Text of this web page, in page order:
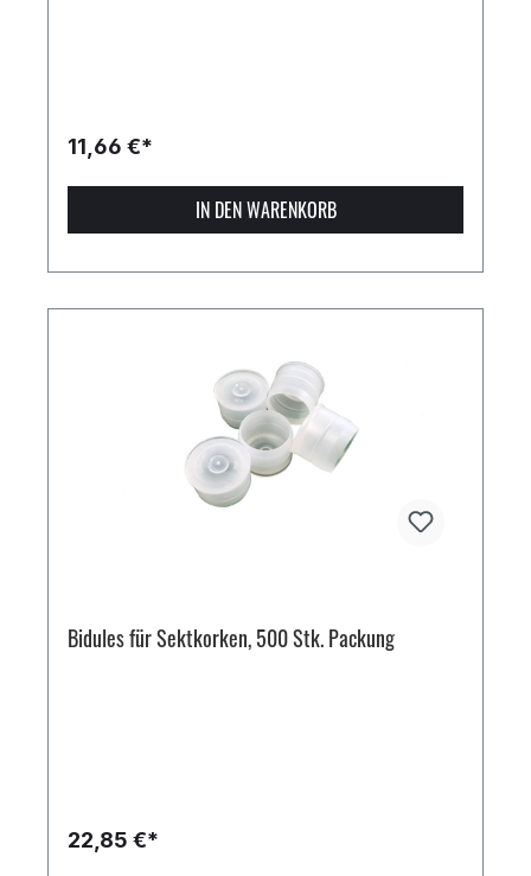
11,66 €*
IN DEN WARENKORB
Bidules für Sektkorken, 500 Stk. Packung
22,85 €*